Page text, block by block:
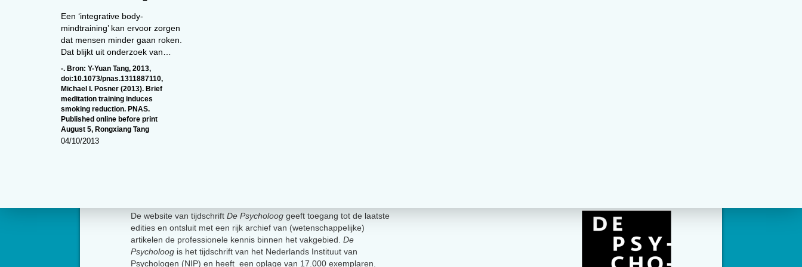
Een ‘integrative body-
mindtraining’ kan ervoor zorgen
dat mensen minder gaan roken.
Dat blijkt uit onderzoek van…
-. Bron: Y-Yuan Tang, 2013,
doi:10.1073/pnas.1311887110,
Michael I. Posner (2013). Brief
meditation training induces
smoking reduction. PNAS.
Published online before print
August 5, Rongxiang Tang
04/10/2013
De website van tijdschrift De Psycholoog geeft toegang tot de laatste
edities en ontsluit met een rijk archief van (wetenschappelijke)
artikelen de professionele kennis binnen het vakgebied. De
Psycholoog is het tijdschrift van het Nederlands Instituut van
Psychologen (NIP) en heeft een oplage van 17.000 exemplaren.